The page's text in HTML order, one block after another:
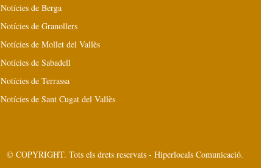
Notícies de Berga
Notícies de Granollers
Notícies de Mollet del Vallès
Notícies de Sabadell
Notícies de Terrassa
Notícies de Sant Cugat del Vallès
© COPYRIGHT. Tots els drets reservats - Hiperlocals Comunicació.